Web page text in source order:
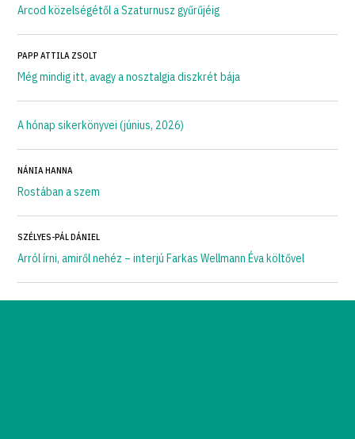
Arcod közelségétől a Szaturnusz gyűrűjéig
PAPP ATTILA ZSOLT
Még mindig itt, avagy a nosztalgia diszkrét bája
A hónap sikerkönyvei (június, 2026)
NÁNIA HANNA
Rostában a szem
SZÉLYES-PÁL DÁNIEL
Arról írni, amiről nehéz – interjú Farkas Wellmann Éva költővel